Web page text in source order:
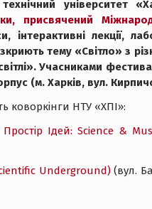
університет
присвячений
інтерактивні лекції,
тему «Світло» з
Учасниками
(м. Харків, вул.
коворкінги НТУ «ХПІ»:
Ідей: Science &
Underground)(вул.